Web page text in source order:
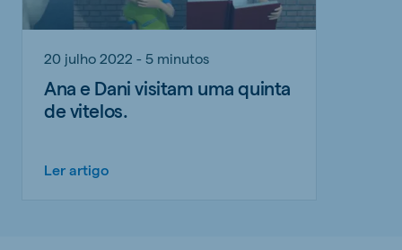
20 julho 2022 - 5 minutos
Ana e Dani visitam uma quinta
de vitelos.
Ler artigo